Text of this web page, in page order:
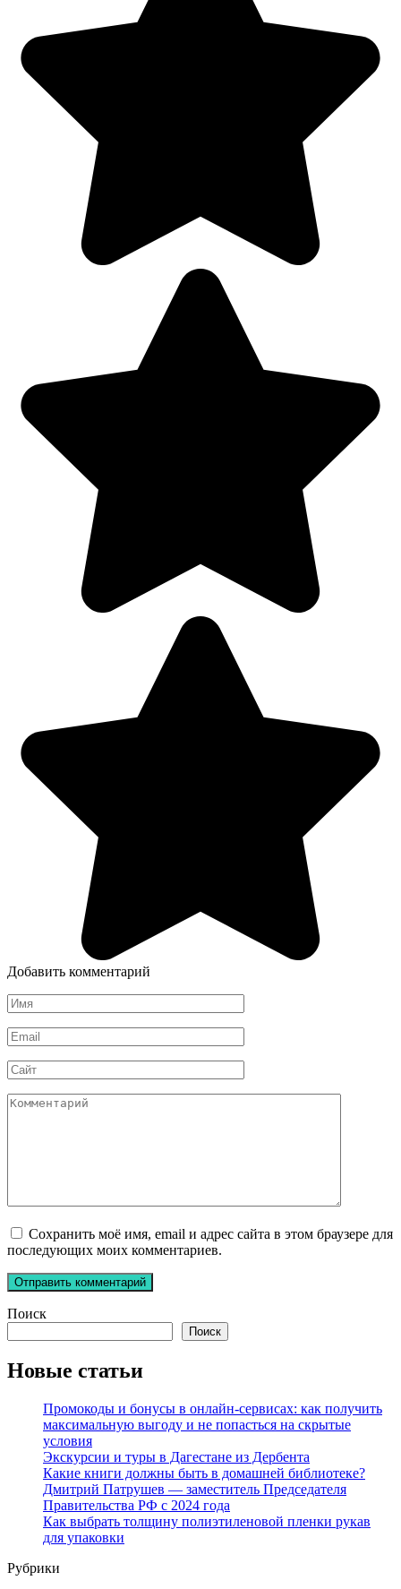
Добавить комментарий
Имя
*
Email
*
Сайт
Комментарий
Сохранить моё имя, email и адрес сайта в этом браузере для
последующих моих комментариев.
Поиск
Поиск
Новые статьи
Промокоды и бонусы в онлайн-сервисах: как получить
максимальную выгоду и не попасться на скрытые
условия
Экскурсии и туры в Дагестане из Дербента
Какие книги должны быть в домашней библиотеке?
Дмитрий Патрушев — заместитель Председателя
Правительства РФ с 2024 года
Как выбрать толщину полиэтиленовой пленки рукав
для упаковки
Рубрики